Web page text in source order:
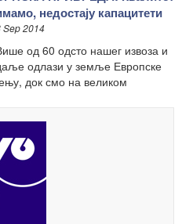
недостају капацитети
Sep 2014
од 60 одсто нашег извоза и
одлази у земље Европске
док смо на великом